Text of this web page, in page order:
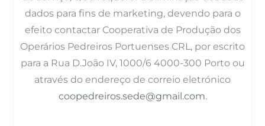
dados para fins de marketing, devendo para o
efeito contactar Cooperativa de Produção dos
Operários Pedreiros Portuenses CRL, por escrito
para a Rua D.João IV, 1000/6 4000-300 Porto ou
através do endereço de correio eletrónico
coopedreiros.sede@gmail.com.